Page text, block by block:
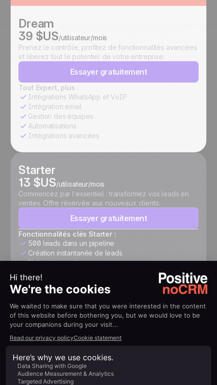
Starter
13 $US/utilisateur/mois
Commencez par l’essentiel : transformez vos leads en
ventes. Offre réservée aux nouveaux clients.
Essayer gratuitement
Fonctionnalités clés Starter :
500 leads dans un pipeline
Création instantanée de leads
Notes et rappels
Application mobile
Expert
26 $US /utilisateur/mois
Structurez votre pipeline, connectez vos outils,
automatisez et boostez votre croissance.
Essayer gratuitement
Tout Starter, plus :
Leads et pipelines illimités
Dream
39 $US/utilisateur/mois
Prenez le contrôle, profitez de fonctionnalités avancées
et libérez tout le potentiel de votre entreprise.
Essayer gratuitement
Tout Expert, plus :
Intégrations WhatsApp et VoIP
Intégration email
Gestion des équipes
Automatisations
Intégrations avancées